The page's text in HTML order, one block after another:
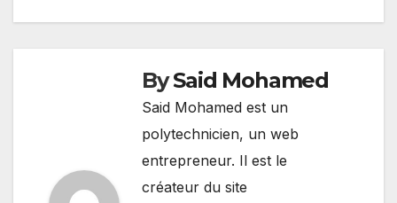
BySaid Mohamed
Said Mohamed est un
polytechnicien, un web
entrepreneur. Il est le
créateur du site